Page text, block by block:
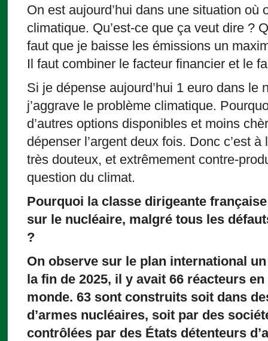
On est aujourd’hui dans une situation où
climatique. Qu’est-ce que ça veut dire ?
faut que je baisse les émissions un
Il faut combiner le facteur financier et le
Si je dépense aujourd’hui 1 euro dans le
j’aggrave le problème climatique.
d’autres options disponibles et moins
dépenser l’argent deux fois. Donc c’est
très douteux, et extrêmement contre-
question du climat.
Pourquoi la classe dirigeante
sur le nucléaire, malgré tous les
?
On observe sur le plan international
la fin de 2025, il y avait 66 réacteurs
monde. 63 sont construits soit dans
d’armes nucléaires, soit par des
contrôlées par des États détenteurs